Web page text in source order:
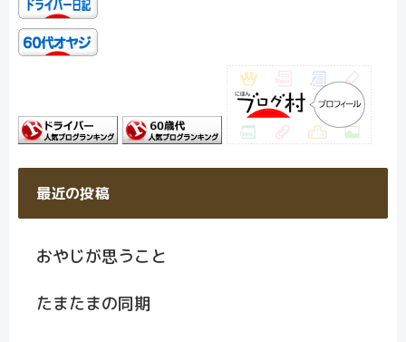
最近の投稿
おやじが思うこと
たまたまの同期